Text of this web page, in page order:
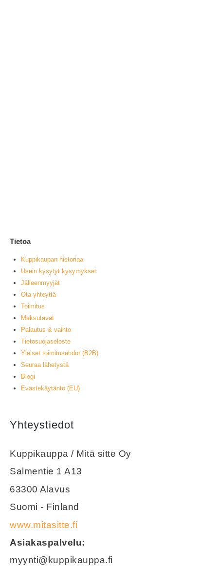
Tietoa
Kuppikaupan historiaa
Usein kysytyt kysymykset
Jälleenmyyjät
Ota yhteyttä
Toimitus
Maksutavat
Palautus & vaihto
Tietosuojaseloste
Yleiset toimitusehdot (B2B)
Seuraa lähetystä
Blogi
Evästekäytäntö (EU)
Yhteystiedot
Kuppikauppa / Mitä sitte Oy
Salmentie 1 A13
63300 Alavus
Suomi - Finland
www.mitasitte.fi
Asiakaspalvelu:
myynti@kuppikauppa.fi